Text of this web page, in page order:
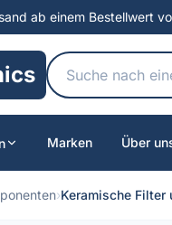
ab einem Bestellwert
Marken Über
›Keramische Filter